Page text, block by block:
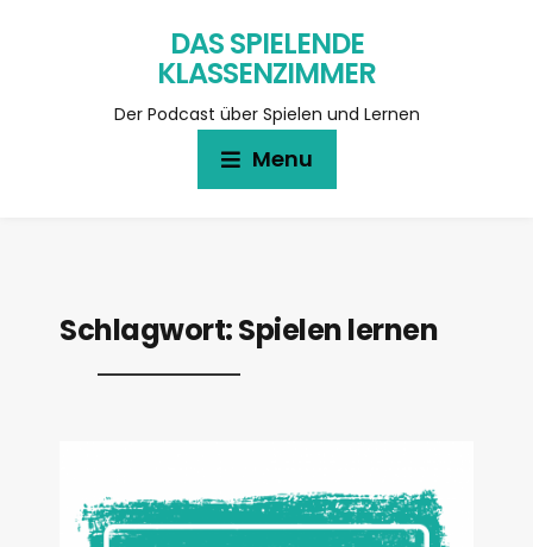
DAS SPIELENDE
KLASSENZIMMER
Der Podcast über Spielen und Lernen
Menu
Schlagwort:Spielen lernen